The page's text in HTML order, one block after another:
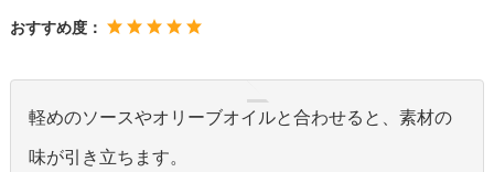
おすすめ度：
軽めのソースやオリーブオイルと合わせると、素材の
味が引き立ちます。